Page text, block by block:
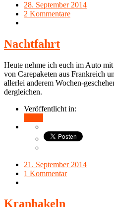
28. September 2014
2 Kommentare
Nachtfahrt
Heute nehme ich euch im Auto
von Carepaketen aus Frankreich
allerlei anderem Wochen-
dergleichen.
Veröffentlicht in:
21. September 2014
1 Kommentar
Kranhakeln